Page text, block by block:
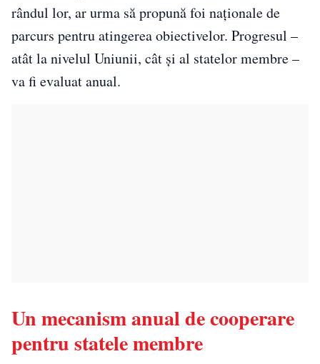
rândul lor, ar urma să propună foi naționale de
parcurs pentru atingerea obiectivelor. Progresul –
atât la nivelul Uniunii, cât și al statelor membre –
va fi evaluat anual.
Un mecanism anual de cooperare
pentru statele membre